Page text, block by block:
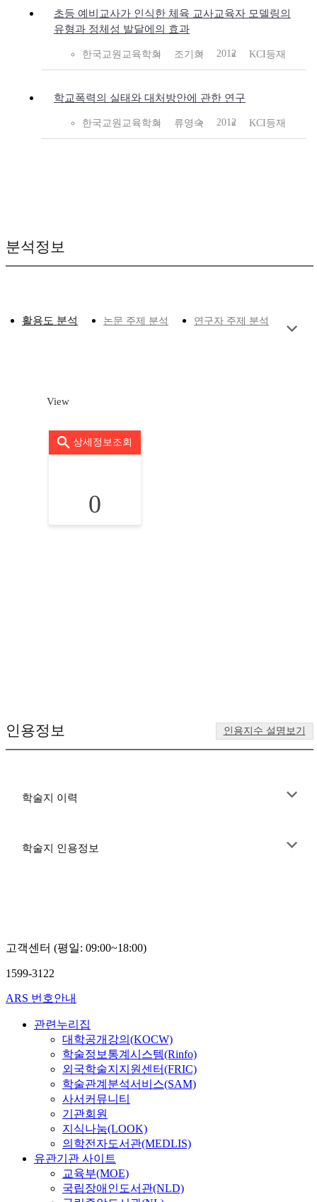
초등 예비교사가 인식한 체육 교사교육자 모델링의
유형과 정체성 발달에의 효과
한국교원교육학회 조기희 2012 KCI등재
학교폭력의 실태와 대처방안에 관한 연구
한국교원교육학회 류영숙 2012 KCI등재
분석정보
활용도 분석 논문 주제 분석 연구자 주제 분석
View
상세정보조회
0
인용정보 인용지수 설명보기
학술지 이력
학술지 인용정보
고객센터 (평일: 09:00~18:00)
1599-3122
ARS 번호안내
관련누리집
대학공개강의(KOCW)
학술정보통계시스템(Rinfo)
외국학술지지원센터(FRIC)
학술관계분석서비스(SAM)
사서커뮤니티
기관회원
지식나눔(LOOK)
의학전자도서관(MEDLIS)
유관기관 사이트
교육부(MOE)
국립장애인도서관(NLD)